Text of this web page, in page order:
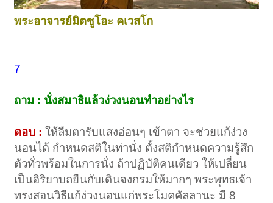
พระอาจารย์มิตซูโอะ คเวสโก
7
ถาม : นั่งสมาธิแล้วง่วงนอนทำอย่างไร
ตอบ :ให้ลืมตารับแสงอ่อนๆ เข้าตา จะช่วยแก้ง่วง
นอนได้ กำหนดสติในท่านั่ง ตั้งสติกำหนดความรู้สึก
ตัวทั่วพร้อมในการนั่ง ถ้าปฏิบัติคนเดียว ให้เปลี่ยน
เป็นอิริยาบถยืนกับเดินจงกรมให้มากๆ พระพุทธเจ้า
ทรงสอนวิธีแก้ง่วงนอนแก่พระโมคคัลลานะ มี 8